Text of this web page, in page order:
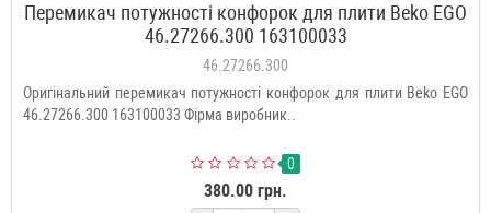
Перемикач потужності конфорок для плити Beko EGO
46.27266.300 163100033
46.27266.300
Оригінальний перемикач потужності конфорок для плити Beko EGO
46.27266.300 163100033 Фірма виробник..
0
380.00 грн.